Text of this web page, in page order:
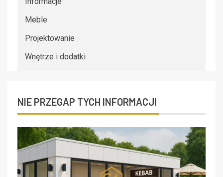
Meble
Projektowanie
Wnętrze i dodatki
NIE PRZEGAP TYCH INFORMACJI